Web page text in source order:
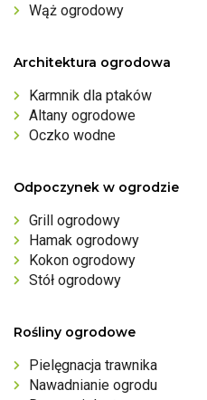
Wąż ogrodowy
Architektura ogrodowa
Karmnik dla ptaków
Altany ogrodowe
Oczko wodne
Odpoczynek w ogrodzie
Grill ogrodowy
Hamak ogrodowy
Kokon ogrodowy
Stół ogrodowy
Rośliny ogrodowe
Pielęgnacja trawnika
Nawadnianie ogrodu